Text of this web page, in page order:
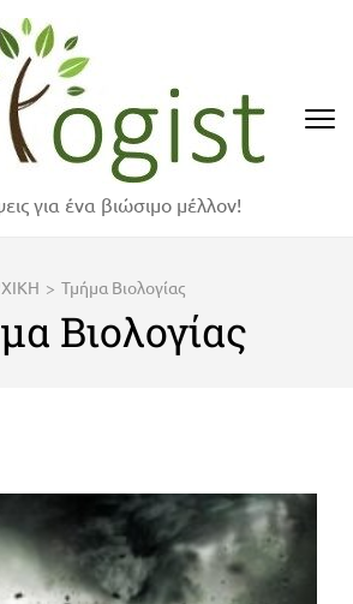
για ένα βιώσιμο μέλλον!
> Τμήμα Βιολογίας
Βιολογίας